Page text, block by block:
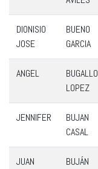
DIONISIO
JOSE
BUENO
GARCIA
ANGEL
BUGALLO
LOPEZ
JENNIFER
BUJAN
CASAL
JUAN
BUJÁN